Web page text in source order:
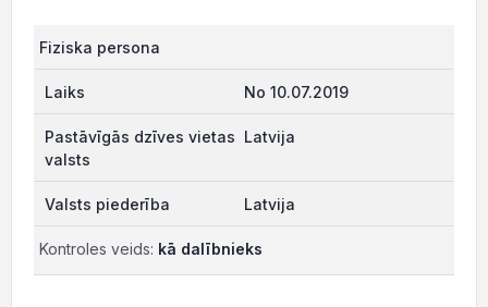
Fiziska persona
No 10.07.2019
Latvija
Latvija
Kontroles veids: kā dalībnieks